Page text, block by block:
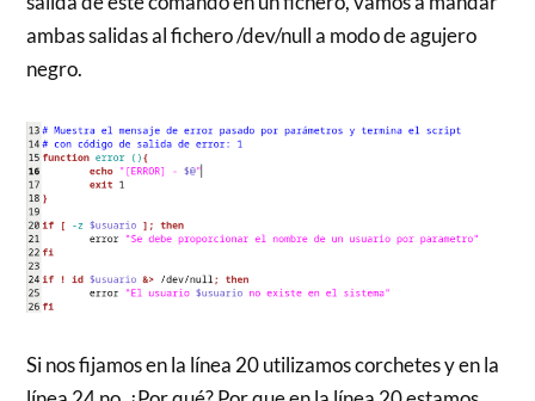
ambas salidas al fichero /dev/null a modo de agujero
negro.
Si nos fijamos en la línea 20 utilizamos corchetes y en la